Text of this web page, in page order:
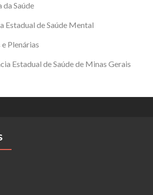
da Saúde
Estadual de Saúde Mental
Plenárias
Estadual de Saúde de Minas Gerais